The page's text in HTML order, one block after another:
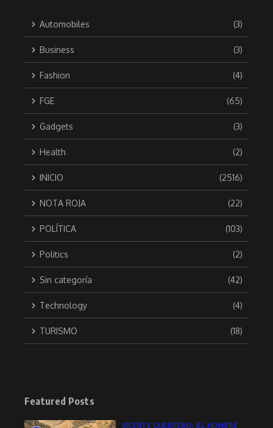
Automobiles (3)
Business (3)
Fashion (4)
FGE (65)
Gadgets (3)
Health (2)
INICIO (2516)
NOTA ROJA (22)
POLÍTICA (103)
Politics (2)
Sin categoría (42)
Technology (4)
TURISMO (18)
Featured Posts
VICENTE GUERRERO: ¡EL HOMBRE